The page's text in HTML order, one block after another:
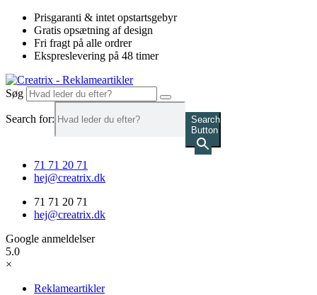
Videre
indhold
Prisgaranti & intet opstartsgebyr
Gratis opsætning af design
Fri fragt på alle ordrer
Ekspreslevering på 48 timer
Søg
Search for:
Search
Button
71 71 20 71
hej@creatrix.dk
71 71 20 71
hej@creatrix.dk
Google anmeldelser
5.0
×
Reklameartikler